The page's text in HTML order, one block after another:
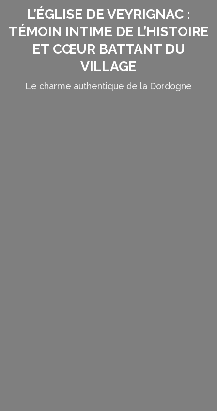
L’ÉGLISE DE VEYRIGNAC :
TÉMOIN INTIME DE L’HISTOIRE
ET CŒUR BATTANT DU
VILLAGE
Le charme authentique de la Dordogne